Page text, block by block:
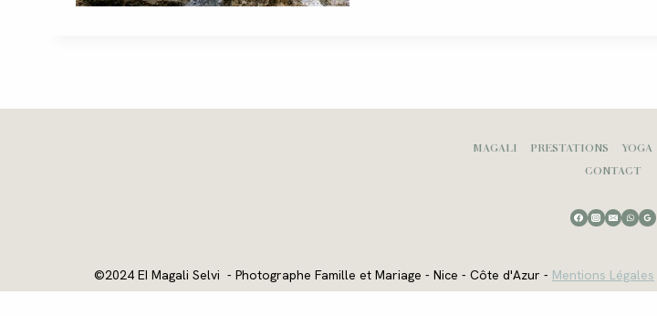
MAGALI PRESTATIONS YOGA
CONTACT
©2024 EI Magali Selvi - Photographe Famille et Mariage - Nice - Côte d'Azur - Mentions Légales